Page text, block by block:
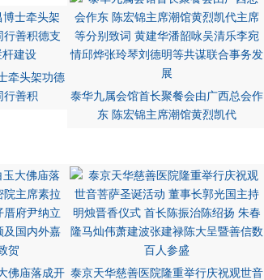
牵头架功德
行善积
泰华九属会馆首长聚餐会由广西总会作
东 陈宏锦主席潮馆黄烈凯代
佛庙落成开 泰京天华慈善医院隆重举行庆祝观世音